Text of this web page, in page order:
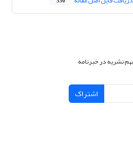
نشریه در خبرنامه
اشتراک